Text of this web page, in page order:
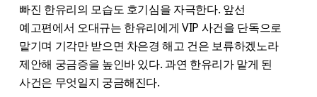
빠진 한유리의 모습도 호기심을 자극한다. 앞선
예고편에서 오대규는 한유리에게 VIP 사건을 단독으로
맡기며 기각만 받으면 차은경 해고 건은 보류하겠노라
제안해 궁금증을 높인바 있다. 과연 한유리가 맡게 된
사건은 무엇일지 궁금해진다.